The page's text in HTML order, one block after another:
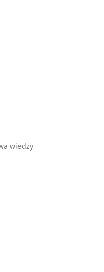
wiedzy